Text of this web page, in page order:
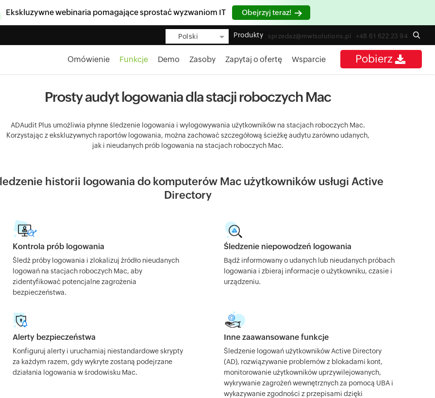
Ekskluzywne webinaria pomagające sprostać wyzwaniom IT Obejrzyj teraz!
Polski Produkty sprzedaz@mwtsolutions.pl +48 61 622 23 94
Pobierz
Omówienie Funkcje Demo Zasoby Zapytaj o ofertę Wsparcie
Prosty audyt logowania dla stacji roboczych Mac
ADAudit Plus umożliwia płynne śledzenie logowania i wylogowywania użytkowników na stacjach roboczych Mac.
Korzystając z ekskluzywnych raportów logowania, można zachować szczegółową ścieżkę audytu zarówno udanych,
jak i nieudanych prób logowania na stacjach roboczych Mac.
historii logowania do komputerów Mac użytkowników usługi Active
Directory
Kontrola prób logowania
Śledź próby logowania i zlokalizuj źródło nieudanych
logowań na stacjach roboczych Mac, aby
zidentyfikować potencjalne zagrożenia
bezpieczeństwa.
Śledzenie niepowodzeń logowania
Bądź informowany o udanych lub nieudanych próbach
logowania i zbieraj informacje o użytkowniku, czasie i
urządzeniu.
Alerty bezpieczeństwa
Konfiguruj alerty i uruchamiaj niestandardowe skrypty
za każdym razem, gdy wykryte zostaną podejrzane
działania logowania w środowisku Mac.
Inne zaawansowane funkcje
Śledzenie logowań użytkowników Active Directory
(AD), rozwiązywanie problemów z blokadami kont,
monitorowanie użytkowników uprzywilejowanych,
wykrywanie zagrożeń wewnętrznych za pomocą UBA i
wykazywanie zgodności z przepisami dzięki